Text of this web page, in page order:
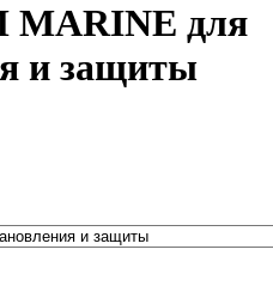
MARINE для
и защиты